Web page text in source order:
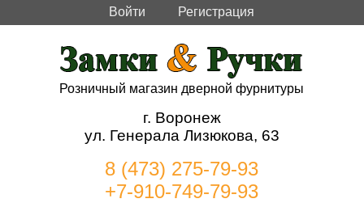
Войти Регистрация
Розничный магазин дверной фурнитуры
г. Воронеж
ул. Генерала Лизюкова, 63
8 (473) 275-79-93
+7-910-749-79-93